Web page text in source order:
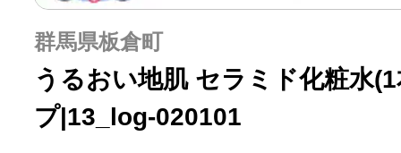
群馬県板倉町
うるおい地肌 セラミド化粧水
プ|13_log-020101